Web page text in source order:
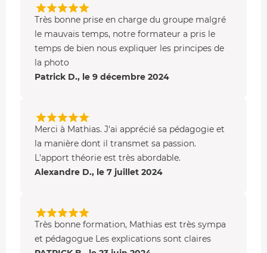
Très bonne prise en charge du groupe malgré
le mauvais temps, notre formateur a pris le
temps de bien nous expliquer les principes de
la photo
Patrick D., le 9 décembre 2024
Merci à Mathias. J'ai apprécié sa pédagogie et
la manière dont il transmet sa passion.
L'apport théorie est très abordable.
Alexandre D., le 7 juillet 2024
Très bonne formation, Mathias est très sympa
et pédagogue Les explications sont claires